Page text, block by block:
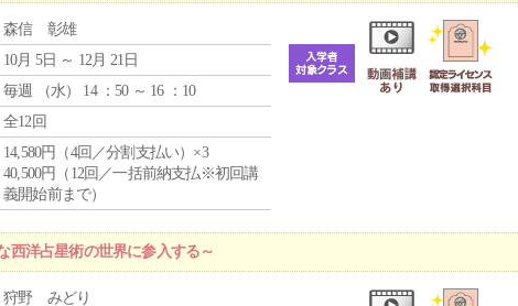
森信 彰雄
10月 5日 ～ 12月 21日
毎週 （水） 14 ：50 ～ 16 ：10
全12回
14,580円（4回／分割支払い）×3
40,500円（12回／一括前納支払※初回講
義開始前まで）
洋占星術の世界に参入する～
狩野 みどり